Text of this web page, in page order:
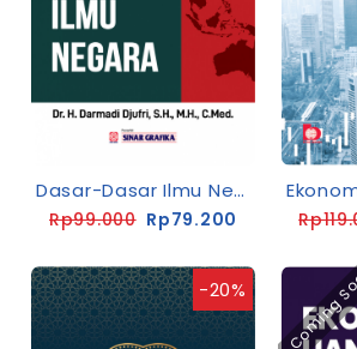
Dasar-Dasar Ilmu Negara
Rp99.000 Rp79.200
-20%